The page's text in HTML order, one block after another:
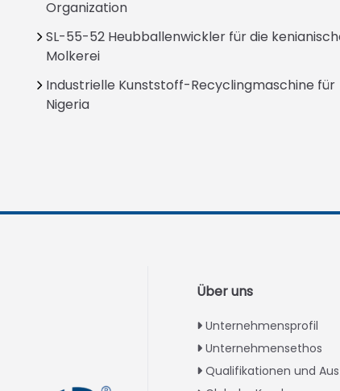
Organization
SL-55-52 Heubballenwickler für die
Molkerei
Industrielle Kunststoff-Recyclingmaschine für
Nigeria
Über uns
Unternehmensprofil
Unternehmensethos
Qualifikationen und